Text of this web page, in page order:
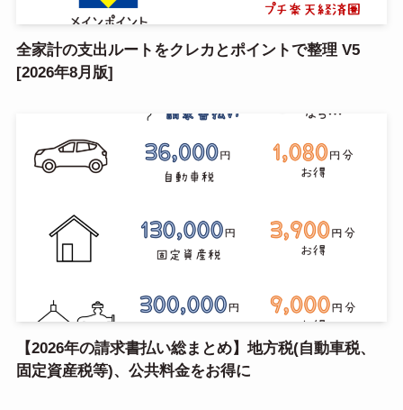
全家計の支出ルートをクレカとポイントで整理 V5
[2026年8月版]
【2026年の請求書払い総まとめ】地方税(自動車税、
固定資産税等)、公共料金をお得に